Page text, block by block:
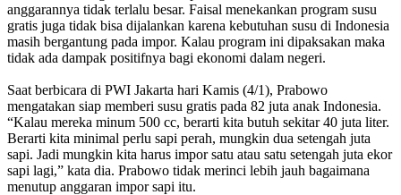
anggarannya tidak terlalu besar. Faisal menekankan program susu
gratis juga tidak bisa dijalankan karena kebutuhan susu di Indonesia
masih bergantung pada impor. Kalau program ini dipaksakan maka
tidak ada dampak positifnya bagi ekonomi dalam negeri.
Saat berbicara di PWI Jakarta hari Kamis (4/1), Prabowo
mengatakan siap memberi susu gratis pada 82 juta anak Indonesia.
“Kalau mereka minum 500 cc, berarti kita butuh sekitar 40 juta liter.
Berarti kita minimal perlu sapi perah, mungkin dua setengah juta
sapi. Jadi mungkin kita harus impor satu atau satu setengah juta ekor
sapi lagi,” kata dia. Prabowo tidak merinci lebih jauh bagaimana
menutup anggaran impor sapi itu.